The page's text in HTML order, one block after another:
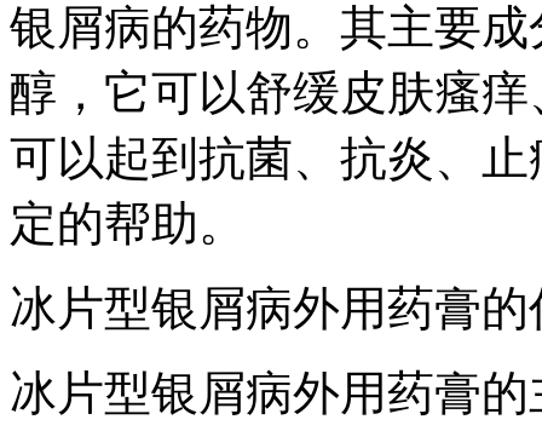
银屑病的药物。其主要
醇，它可以舒缓皮肤瘙
可以起到抗菌、抗炎、
定的帮助。
冰片型银屑病外用药膏
冰片型银屑病外用药膏